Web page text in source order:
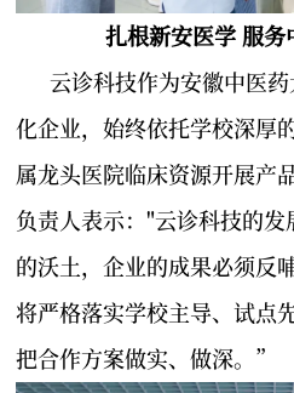
扎根新安医学 服
云诊科技作为安徽中医
化企业，始终依托学校深厚
属龙头医院临床资源开展产
负责人表示："云诊科技的
的沃土，企业的成果必须反
将严格落实学校主导、试点
把合作方案做实、做深。”